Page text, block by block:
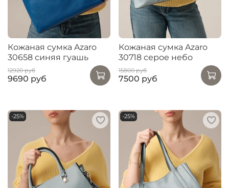
Кожаная сумка Azaro
30658 синяя гуашь
12920 руб
9690 руб
Кожаная сумка Azaro
30718 серое небо
15800 руб
7500 руб
-25% -25%